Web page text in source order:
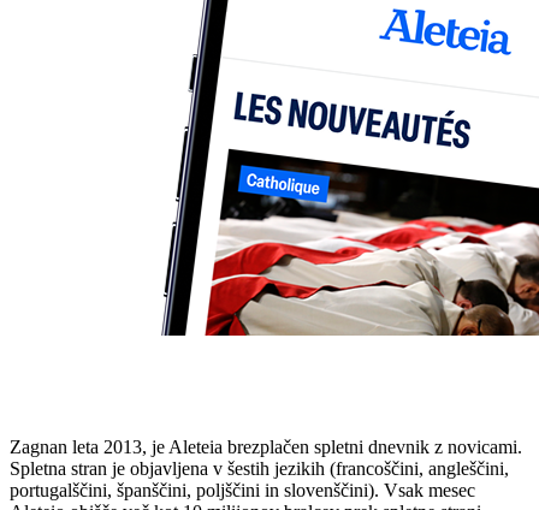
Zagnan leta 2013, je Aleteia brezplačen spletni dnevnik z novicami.
Spletna stran je objavljena v šestih jezikih (francoščini, angleščini,
portugalščini, španščini, poljščini in slovenščini). Vsak mesec